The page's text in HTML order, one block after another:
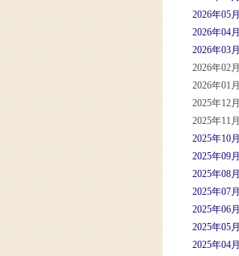
2026年05月
2026年04月
2026年03月
2026年02月
2026年01月
2025年12月
2025年11月
2025年10月
2025年09月
2025年08月
2025年07月
2025年06月
2025年05月
2025年04月